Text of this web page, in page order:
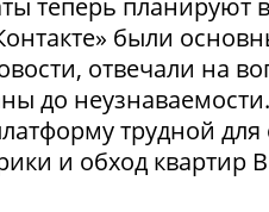
были
отвечали на
до
трудной
и обход квартир